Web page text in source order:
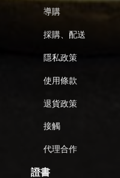
導購
採購、配送
隱私政策
使用條款
退貨政策
接觸
代理合作
證書